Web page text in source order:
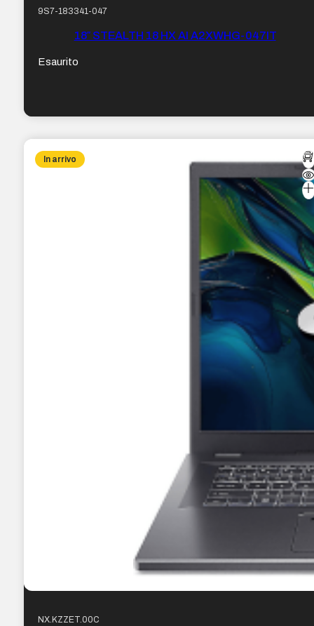
9S7-183341-047
18″ STEALTH 18 HX AI A2XWHG-047IT
Esaurito
In arrivo
NX.KZZET.00C